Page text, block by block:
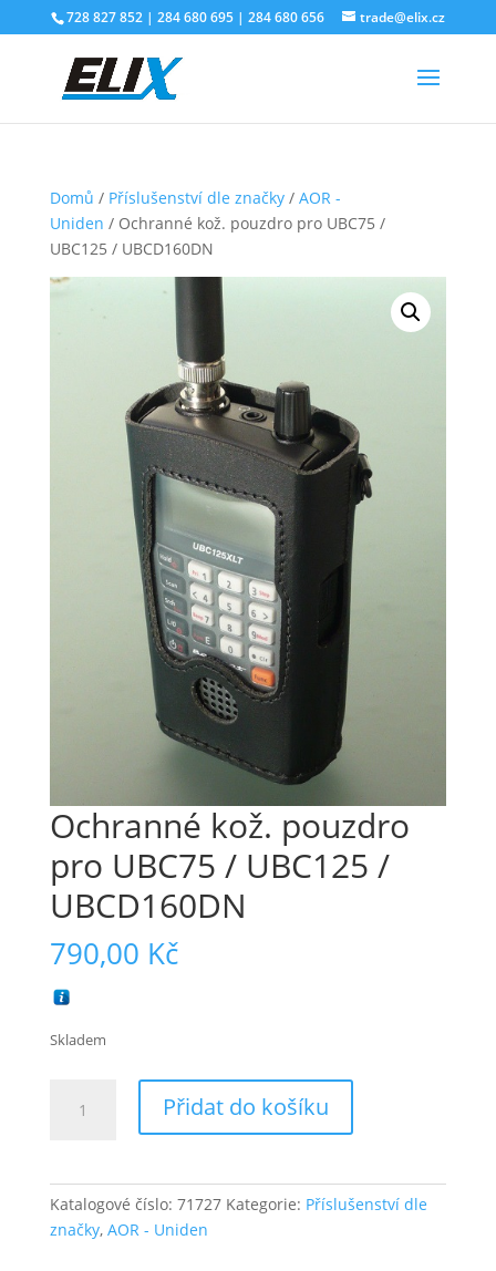
728 827 852 | 284 680 695 | 284 680 656 trade@elix.cz
Domů / Příslušenství dle značky/ AOR -
Uniden / Ochranné kož. pouzdro pro UBC75 /
UBC125 / UBCD160DN
Ochranné kož. pouzdro
pro UBC75 / UBC125 /
UBCD160DN
790,00 Kč
Skladem
UBC75
UBC125
Přidat do košíku
Katalogové číslo: 71727 Kategorie: Příslušenství dle
značky, AOR - Uniden